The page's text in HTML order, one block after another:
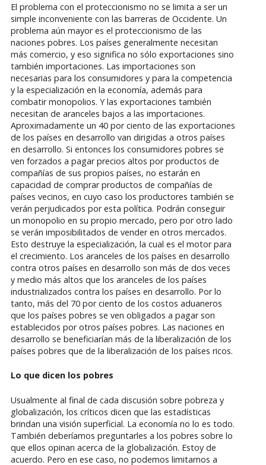
El problema con el proteccionismo no se limita a ser un
simple inconveniente con las barreras de Occidente. Un
problema aún mayor es el proteccionismo de las
naciones pobres. Los países generalmente necesitan
más comercio, y eso significa no sólo exportaciones sino
también importaciones. Las importaciones son
necesarias para los consumidores y para la competencia
y la especialización en la economía, además para
combatir monopolios. Y las exportaciones también
necesitan de aranceles bajos a las importaciones.
Aproximadamente un 40 por ciento de las exportaciones
de los países en desarrollo van dirigidas a otros países
en desarrollo. Si entonces los consumidores pobres se
ven forzados a pagar precios altos por productos de
compañías de sus propios países, no estarán en
capacidad de comprar productos de compañías de
países vecinos, en cuyo caso los productores también se
verán perjudicados por esta política. Podrán conseguir
un monopolio en su propio mercado, pero por otro lado
se verán imposibilitados de vender en otros mercados.
Esto destruye la especialización, la cual es el motor para
el crecimiento. Los aranceles de los países en desarrollo
contra otros países en desarrollo son más de dos veces
y medio más altos que los aranceles de los países
industrializados contra los países en desarrollo. Por lo
tanto, más del 70 por ciento de los costos aduaneros
que los países pobres se ven obligados a pagar son
establecidos por otros países pobres. Las naciones en
desarrollo se beneficiarían más de la liberalización de los
países pobres que de la liberalización de los países ricos.
Lo que dicen los pobres
Usualmente al final de cada discusión sobre pobreza y
globalización, los críticos dicen que las estadísticas
brindan una visión superficial. La economía no lo es todo.
También deberíamos preguntarles a los pobres sobre lo
que ellos opinan acerca de la globalización. Estoy de
acuerdo. Pero en ese caso, no podemos limitarnos a